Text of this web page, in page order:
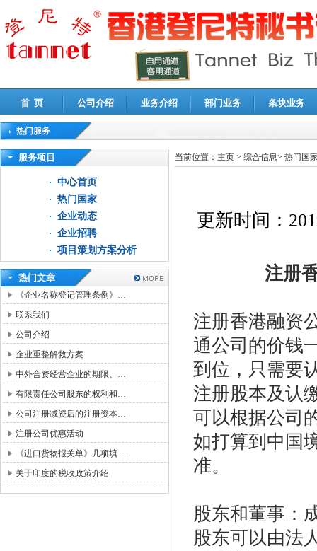
首 页 公司介绍 业务介绍 部门业务 条块业务
热门服务
高新技术企业认定审计|企业所得税汇算清缴申报鉴证
服务项目
中心首页
热门国家
企业动态
企业招聘
项目策划方案分析
热门文章
《企业名称登记管理条例》…
联系我们
公司介绍
企业重整解救方案
中外合资经营企业的期限、…
有限责任公司股东的权利和…
公司注册减资后的注册资本…
注册公司优惠活动
《进口货物报关单》几项填…
关于印度的税收政策介绍
当前位置： 主页 > 综合信息> 热门国
更新时间：
注册
注册香港融资
通公司的价钱
到位，只需要
注册股本及认
可以根据公司
如打算到中国
准。
股东和董事：
股东可以由法